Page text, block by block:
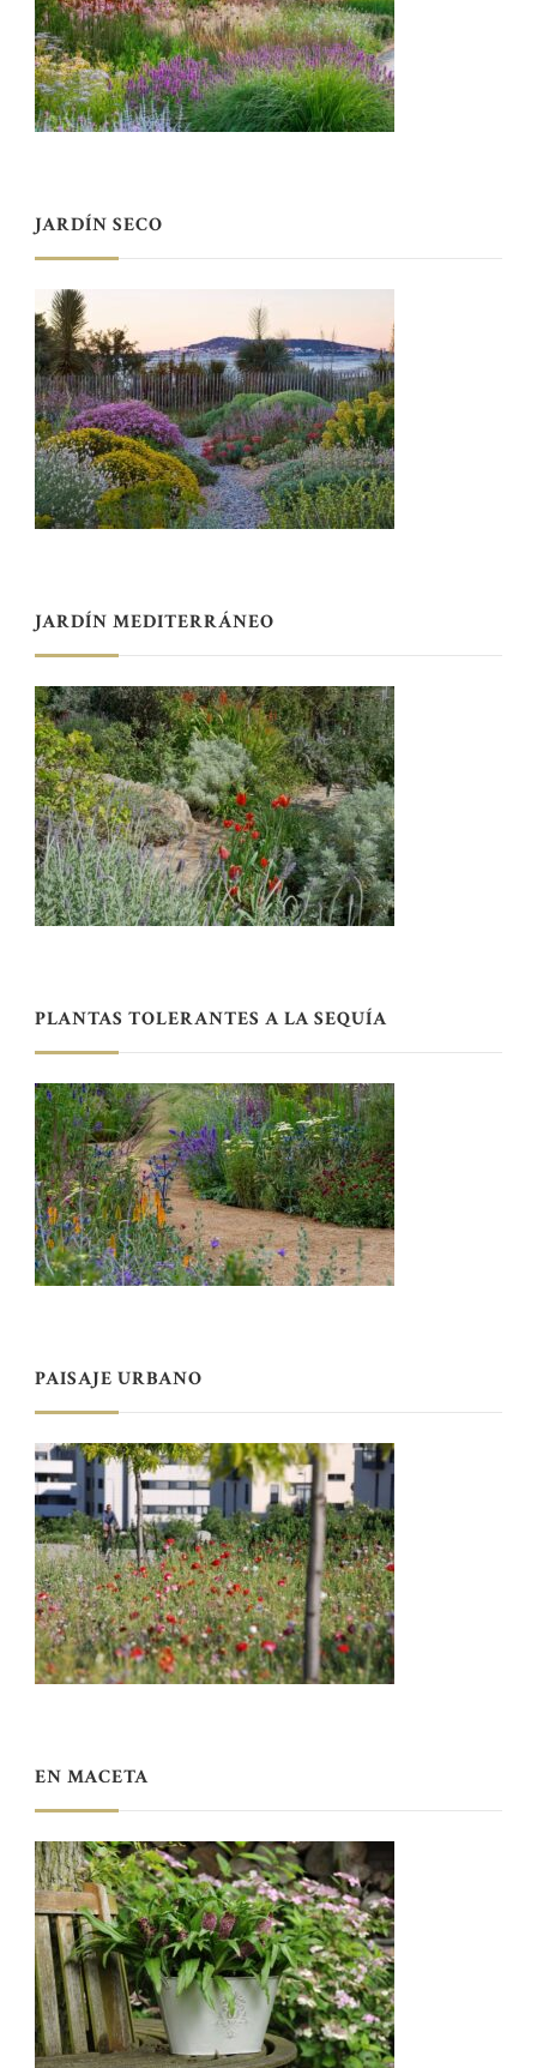
JARDÍN SECO
JARDÍN MEDITERRÁNEO
PLANTAS TOLERANTES A LA SEQUÍA
PAISAJE URBANO
EN MACETA